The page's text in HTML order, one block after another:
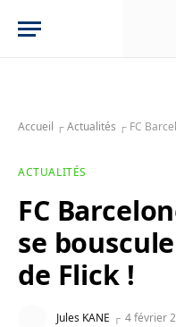
Accueil ┌Actualités ┌ FC
ACTUALITÉS
FC
se
de Flick !
Jules KANE 4 février